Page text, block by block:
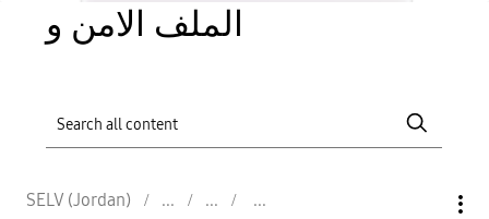
الملف الامن و
SELV (Jordan)